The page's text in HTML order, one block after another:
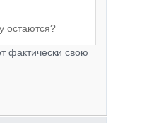
остаются?
фактически свою